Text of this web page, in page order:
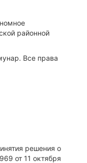
районной
Все права
решения о
от 11 октября